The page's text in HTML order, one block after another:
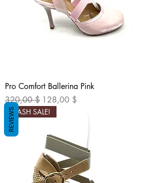
Pro Comfort Ballerina Pink
Standardpreis
320,00 $ Sale-Preis
128,00 $
FLASH SALE!
REVIEWS